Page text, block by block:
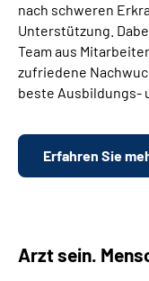
nach schweren
Unterstützung.
Team aus
zufriedene
beste Ausbildungs-
Erfahren Sie
Arzt sein.